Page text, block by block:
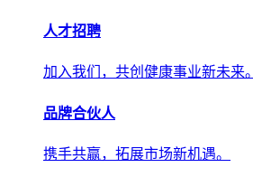
人才招聘
加入我们，共创健康事业新未来。
品牌合伙人
携手共赢，拓展市场新机遇。